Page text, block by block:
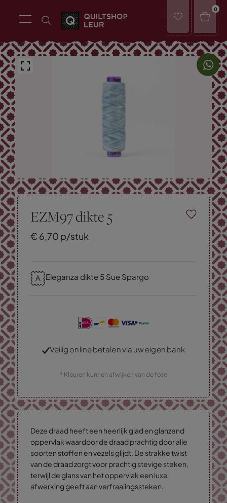
0
EZM97 dikte 5
€ 6,70 p/stuk
Eleganza dikte 5 Sue Spargo
Veilig online betalen via uw eigen bank
* Kleuren kunnen afwijken van de foto
Deze draad heeft een heerlijk glad en glanzend
oppervlak waardoor de draad prachtig door alle
soorten stoffen en vezels glijdt. De strakke twist
van de draad zorgt voor prachtig stevige steken,
terwijl de glans van het oppervlak een luxe
afwerking geeft aan verfraaiingssteken.